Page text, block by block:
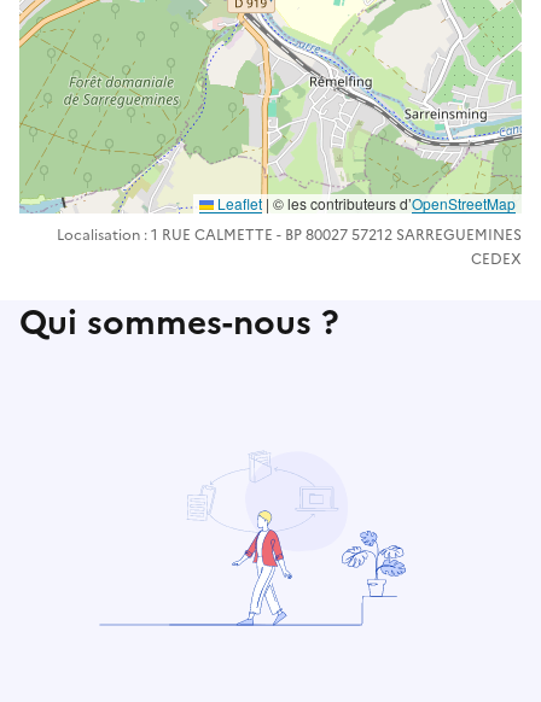
Leaflet | ©️️ les contributeurs d’OpenStreetMap
Localisation : 1 RUE CALMETTE - BP 80027 57212 SARREGUEMINES
CEDEX
Qui sommes-nous ?